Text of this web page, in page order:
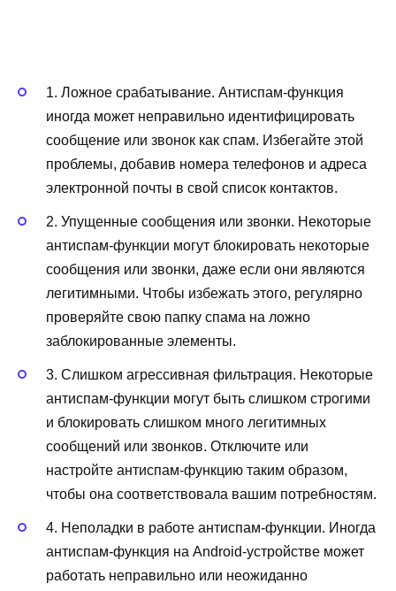
1. Ложное срабатывание. Антиспам-функция
иногда может неправильно идентифицировать
сообщение или звонок как спам. Избегайте этой
проблемы, добавив номера телефонов и адреса
электронной почты в свой список контактов.
2. Упущенные сообщения или звонки. Некоторые
антиспам-функции могут блокировать некоторые
сообщения или звонки, даже если они являются
легитимными. Чтобы избежать этого, регулярно
проверяйте свою папку спама на ложно
заблокированные элементы.
3. Слишком агрессивная фильтрация. Некоторые
антиспам-функции могут быть слишком строгими
и блокировать слишком много легитимных
сообщений или звонков. Отключите или
настройте антиспам-функцию таким образом,
чтобы она соответствовала вашим потребностям.
4. Неполадки в работе антиспам-функции. Иногда
антиспам-функция на Android-устройстве может
работать неправильно или неожиданно